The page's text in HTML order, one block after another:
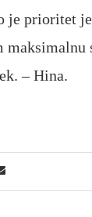
je prioritet
– Hina.